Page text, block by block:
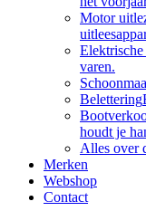
Motor
varen.
Belettering
houdt je
Alles over
Merken
Webshop
Contact